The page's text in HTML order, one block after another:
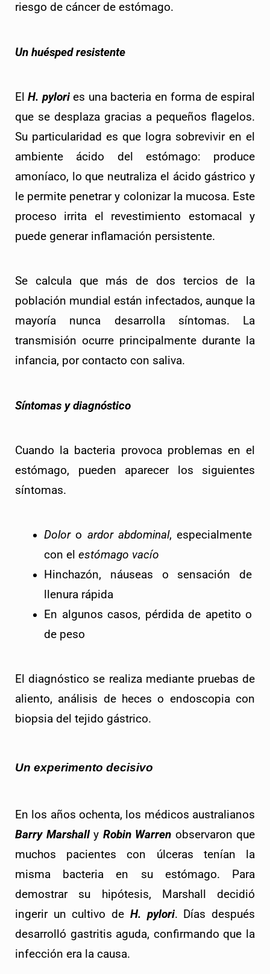
riesgo de cáncer de estómago.
Un huésped resistente
El H. pylori es una bacteria en forma de espiral
que se desplaza gracias a pequeños flagelos.
Su particularidad es que logra sobrevivir en el
ambiente ácido del estómago: produce
amoníaco, lo que neutraliza el ácido gástrico y
le permite penetrar y colonizar la mucosa. Este
proceso irrita el revestimiento estomacal y
puede generar inflamación persistente.
Se calcula que más de dos tercios de la
población mundial están infectados, aunque la
mayoría nunca desarrolla síntomas. La
transmisión ocurre principalmente durante la
infancia, por contacto con saliva.
Síntomas y diagnóstico
Cuando la bacteria provoca problemas en el
estómago, pueden aparecer los siguientes
síntomas.
Dolor o ardor abdominal, especialmente
con el estómago vacío
Hinchazón, náuseas o sensación de
llenura rápida
En algunos casos, pérdida de apetito o
de peso
El diagnóstico se realiza mediante pruebas de
aliento, análisis de heces o endoscopia con
biopsia del tejido gástrico.
Un experimento decisivo
Barry Marshall y Robin Warren observaron que
muchos pacientes con úlceras tenían la
misma bacteria en su estómago. Para
demostrar su hipótesis, Marshall decidió
ingerir un cultivo de H. pylori. Días después
desarrolló gastritis aguda, confirmando que la
infección era la causa.